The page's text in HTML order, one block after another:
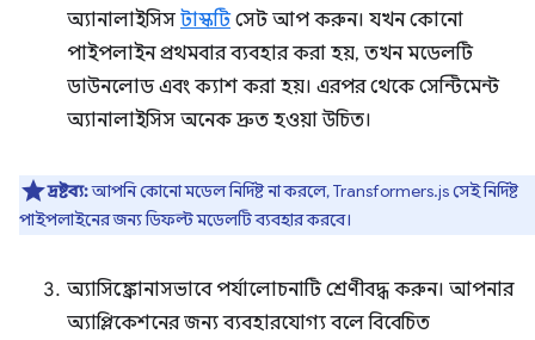
অ্যানালাইসিস টাস্কটিসেট আপ করুন। যখন কোনো
পাইপলাইন প্রথমবার ব্যবহার করা হয়, তখন মডেলটি
ডাউনলোড এবং ক্যাশ করা হয়। এরপর থেকে সেন্টিমেন্ট
অ্যানালাইসিস অনেক দ্রুত হওয়া উচিত।
দ্রষ্টব্য:আপনি কোনো মডেল নির্দিষ্ট না করলে, Transformers.js সেই নির্দিষ্ট
পাইপলাইনের জন্য ডিফল্ট মডেলটি ব্যবহার করবে।
অ্যাসিঙ্ক্রোনাসভাবে পর্যালোচনাটি শ্রেণীবদ্ধ করুন। আপনার
অ্যাপ্লিকেশনের জন্য ব্যবহারযোগ্য বলে বিবেচিত